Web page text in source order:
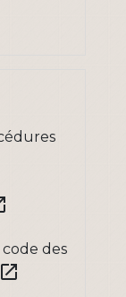
code des
open_in_new